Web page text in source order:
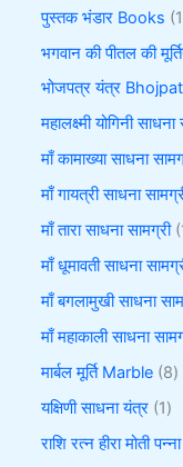
पुस्तक भंडार Books
भगवान की पीतल की
भोजपत्र यंत्र
महालक्ष्मी योगिनी साधना
माँ कामाख्या साधना
माँ गायत्री साधना
माँ तारा साधना सामग्री
माँ धूमावती साधना
माँ बगलामुखी साधना
माँ महाकाली साधना
मार्बल मूर्ति Marble 8
यक्षिणी साधना यंत्र 1
राशि रत्न हीरा मोती